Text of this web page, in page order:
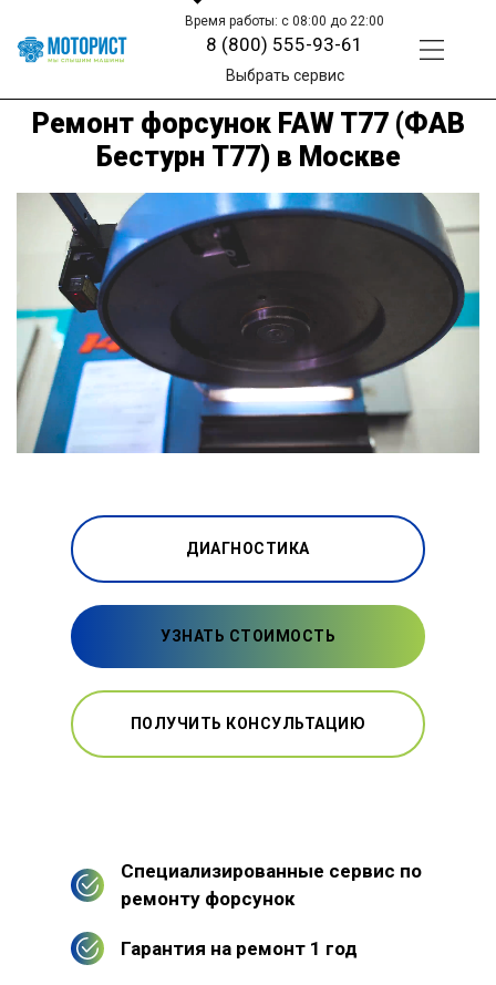
Время работы: с 08:00 до 22:00
8 (800) 555-93-61
Выбрать сервис
Ремонт форсунок FAW T77 (ФАВ
Бестурн Т77) в Москве
ДИАГНОСТИКА
УЗНАТЬ СТОИМОСТЬ
ПОЛУЧИТЬ КОНСУЛЬТАЦИЮ
Специализированные сервис по
ремонту форсунок
Гарантия на ремонт 1 год